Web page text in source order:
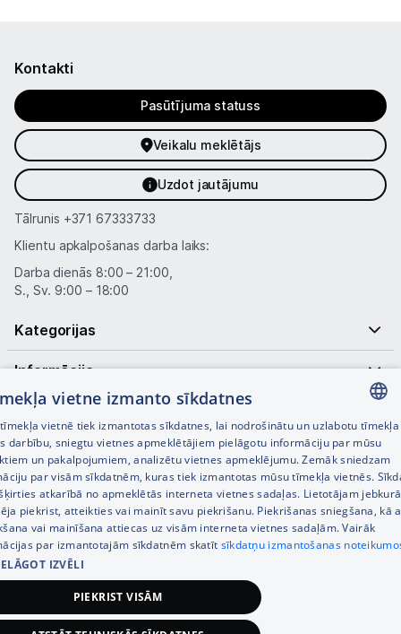
Kontakti
Pasūtījuma statuss
Veikalu meklētājs
Uzdot jautājumu
Tālrunis +371 67333733
Klientu apkalpošanas darba laiks:
Darba dienās 8:00 – 21:00,
S., Sv. 9:00 – 18:00
Kategorijas
Informācija
Noderīgas saites
© SIA Tet 2026 -
LATVIAN
RUSSIAN
ENGLISH
vietne izmanto sīkdatnes
vietnē tiek izmantotas sīkdatnes, lai nodrošinātu un uzlabotu tīmekļa
darbību, sniegtu vietnes apmeklētājiem pielāgotu informāciju par mūsu
un pakalpojumiem, analizētu vietnes apmeklējumu. Zemāk sniedzam
par visām sīkdatnēm, kuras tiek izmantotas mūsu tīmekļa vietnēs.
atkarībā no apmeklētās interneta vietnes sadaļas. Lietotājam
piekrist, atteikties vai mainīt savu piekrišanu. Piekrišanas sniegšana, kā
vai mainīšana attiecas uz visām interneta vietnes sadaļām. Vairāk
par izmantotajām sīkdatnēm skatīt sīkdatņu izmantošanas
IZVĒLI
PIEKRIST VISĀM